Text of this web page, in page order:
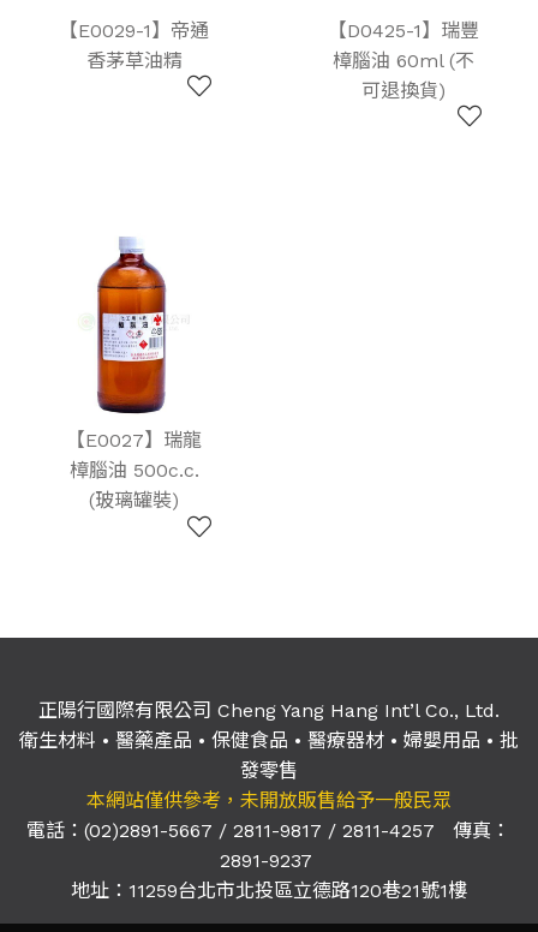
【E0029-1】帝通
香茅草油精
【D0425-1】瑞豐
樟腦油 60ml (不
可退換貨)
【E0027】瑞龍
樟腦油 500c.c.
(玻璃罐裝)
正陽行國際有限公司 Cheng Yang Hang Int’l Co., Ltd.
衛生材料 • 醫藥產品 • 保健食品 • 醫療器材• 婦嬰用品 • 批
發零售
本網站僅供參考，未開放販售給予一般民眾
電話：(02)2891-5667 / 2811-9817 / 2811-4257傳真：
2891-9237
地址：11259台北市北投區立德路120巷21號1樓